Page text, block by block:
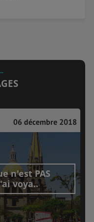
06 décembre 2018
n'est PAS
voya..